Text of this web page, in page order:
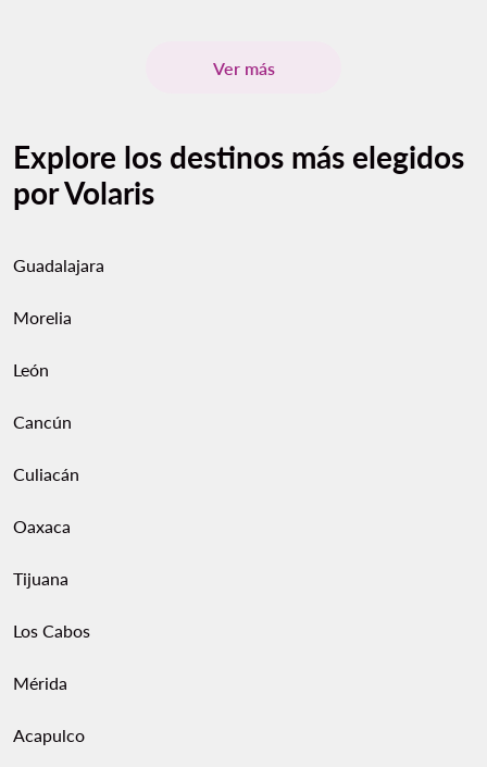
Ver más
Explore los destinos más elegidos
por Volaris
Guadalajara
Morelia
León
Cancún
Culiacán
Oaxaca
Tijuana
Los Cabos
Mérida
Acapulco